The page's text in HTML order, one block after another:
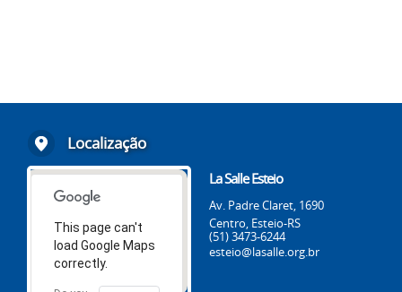
Localização
This page can't
load Google Maps
correctly.
La Salle Esteio
Av. Padre Claret, 1690
Centro, Esteio-RS
(51) 3473-6244
esteio@lasalle.org.br